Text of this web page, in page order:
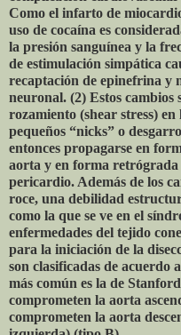
Como el infarto de
uso de cocaína es
la presión sanguínea y la
de estimulación simpática
recaptación de epinefrina y
neuronal. (2) Estos cambios
rozamiento (shear stress)
pequeños “nicks” o
entonces propagarse en
aorta y en forma retrógrada
pericardio. Además de los
roce, una debilidad
como la que se ve en el
enfermedades del tejido
para la iniciación de la
son clasificadas de acuerdo
más común es la de
comprometen la aorta
comprometen la aorta